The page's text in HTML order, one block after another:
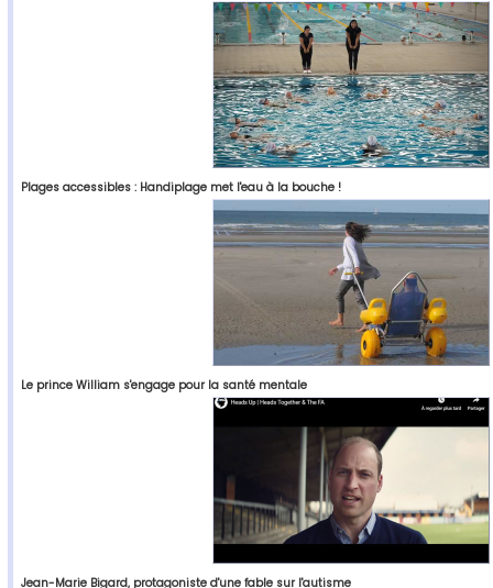
Plages accessibles : Handiplage met l'eau à la bouche !
Le prince William s'engage pour la santé mentale
Jean-Marie Bigard, protagoniste d'une fable sur l'autisme